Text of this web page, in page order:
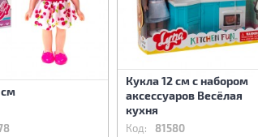
см
Кукла 12 см с набором
аксессуаров Весёлая
кухня
Код: 81580